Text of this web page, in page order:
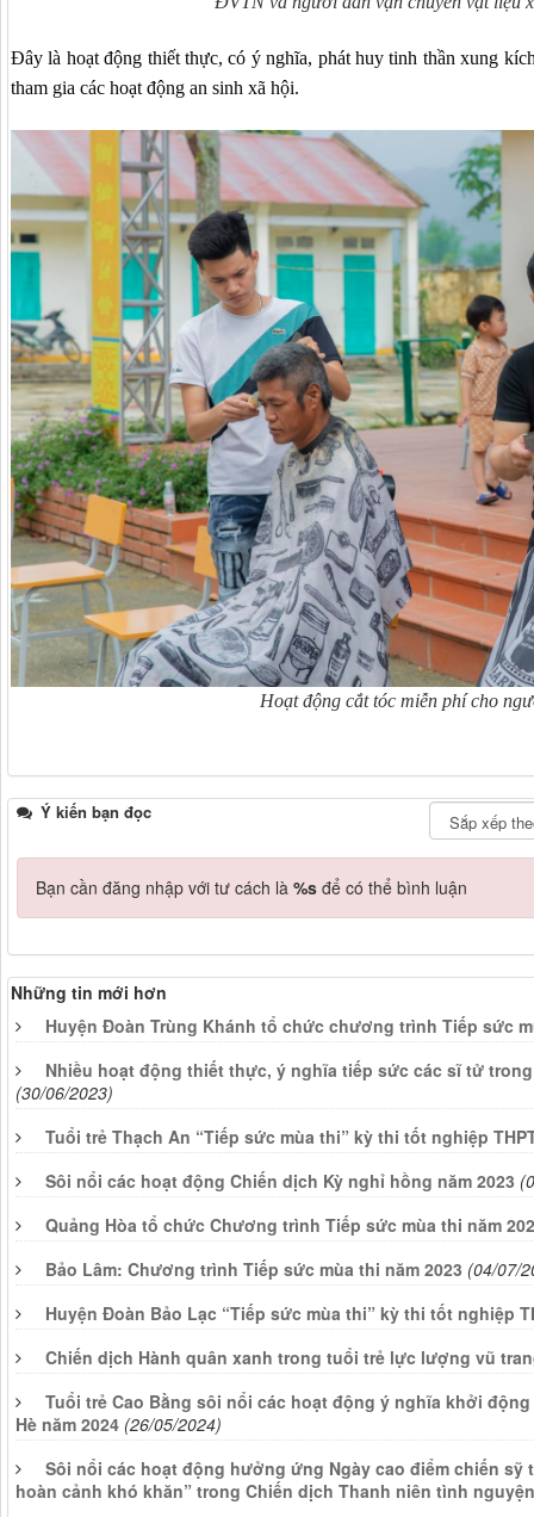
Đây là hoạt động thiết thực, có ý nghĩa, phát huy tinh thần xung
tham gia các hoạt động an sinh xã hội.
Hoạt động cắt tóc miễn phí cho
Ý kiến bạn đọc
Bạn cần đăng nhập với tư cách là %s để có thể bình luận
Những tin mới hơn
Huyện Đoàn Trùng Khánh tổ chức chương trình Tiếp sức
Nhiều hoạt động thiết thực, ý nghĩa tiếp sức các sĩ tử
(30/06/2023)
Tuổi trẻ Thạch An “Tiếp sức mùa thi” kỳ thi tốt nghiệp
Sôi nổi các hoạt động Chiến dịch Kỳ nghỉ hồng năm 2023
Quảng Hòa tổ chức Chương trình Tiếp sức mùa thi năm
Bảo Lâm: Chương trình Tiếp sức mùa thi năm 2023 (04/07/
Huyện Đoàn Bảo Lạc “Tiếp sức mùa thi” kỳ thi tốt nghiệp
Chiến dịch Hành quân xanh trong tuổi trẻ lực lượng vũ
Tuổi trẻ Cao Bằng sôi nổi các hoạt động ý nghĩa khởi
Hè năm 2024 (26/05/2024)
Sôi nổi các hoạt động hưởng ứng Ngày cao điểm chiến
hoàn cảnh khó khăn” trong Chiến dịch Thanh niên tình